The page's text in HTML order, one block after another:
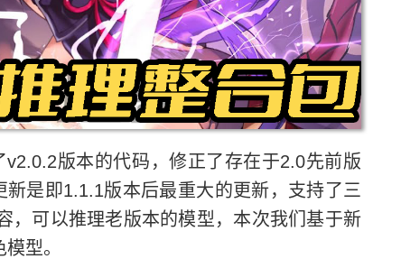
版本的代码，修正了存在于2.0先前版
是即1.1.1版本后最重大的更新，支持了三
，可以推理老版本的模型，本次我们基于新
型。